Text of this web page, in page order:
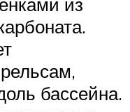
из
бассейна.